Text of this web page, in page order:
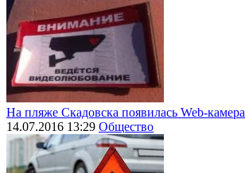
На пляже Скадовска появилась Web-камера
14.07.2016 13:29 Общество